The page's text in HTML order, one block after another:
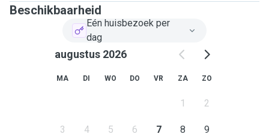
Beschikbaarheid
Eén huisbezoek per
dag
augustus 2026
MA DI WO DO VR ZA ZO
1 2
3 4 5 6 7 8 9